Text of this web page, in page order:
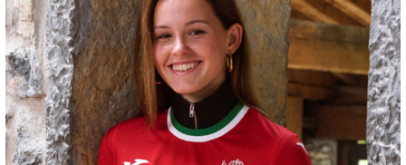
ZAKHARYAN
21